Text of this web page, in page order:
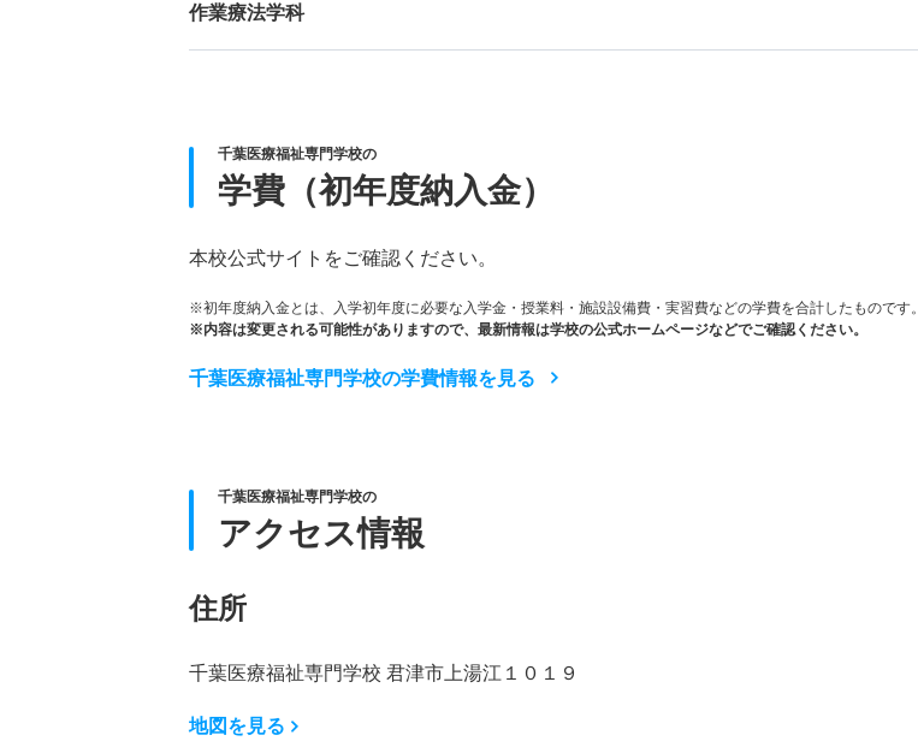
作業療法学科
千葉医療福祉専門学校の
学費（初年度納入金）
本校公式サイトをご確認ください。
※初年度納入金とは、入学初年度に必要な入学金・授業料・施設設備費・実習費などの学費を合計したものです。
※内容は変更される可能性がありますので、最新情報は学校の公式ホームページなどでご確認ください。
千葉医療福祉専門学校の学費情報を見る
千葉医療福祉専門学校の
アクセス情報
住所
千葉医療福祉専門学校 君津市上湯江１０１９
地図を見る